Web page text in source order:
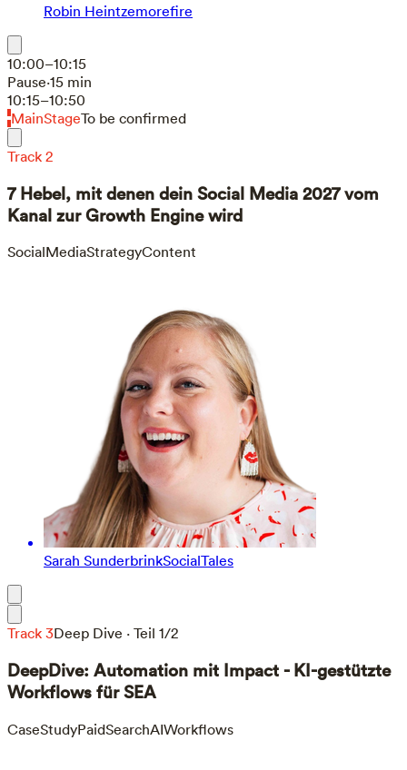
Robin Heintzemorefire
10:00–10:15
Pause·15 min
10:15–10:50
MainStageTo be confirmed
Track 2
7 Hebel, mit denen dein Social Media 2027 vom
Kanal zur Growth Engine wird
SocialMediaStrategyContent
Sarah SunderbrinkSocialTales
Track 3Deep Dive · Teil 1/2
DeepDive: Automation mit Impact - KI-gestützte
Workflows für SEA
CaseStudyPaidSearchAIWorkflows